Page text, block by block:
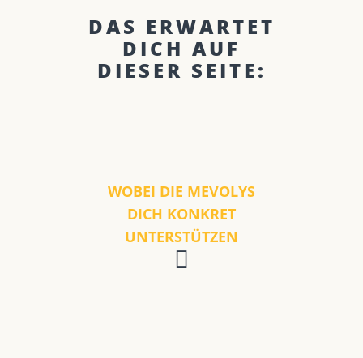
DAS ERWARTET
DICH AUF
DIESER SEITE:
WOBEI DIE MEVOLYS
DICH KONKRET
UNTERSTÜTZEN